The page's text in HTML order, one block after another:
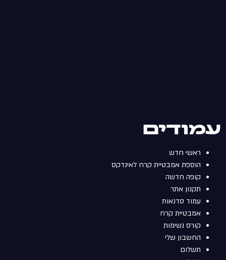
עמודים
ראשי חדש
הוספת אמבטיית קרח לאינדקס
קופה חדשה
תקנון אתר
עמוד סדנאות
אמבטיית קרח
קורס נשימות
החשבון שלי
תשלום